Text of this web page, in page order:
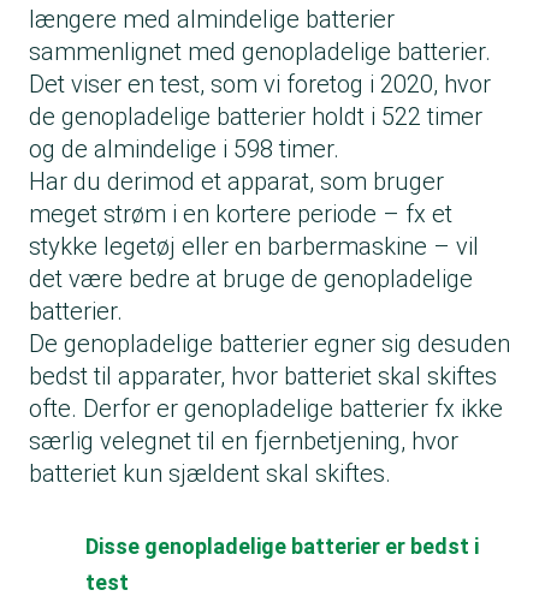
længere med almindelige batterier
sammenlignet med genopladelige batterier.
Det viser en test, som vi foretog i 2020, hvor
de genopladelige batterier holdt i 522 timer
og de almindelige i 598 timer.
Har du derimod et apparat, som bruger
meget strøm i en kortere periode – fx et
stykke legetøj eller en barbermaskine – vil
det være bedre at bruge de genopladelige
batterier.
De genopladelige batterier egner sig desuden
bedst til apparater, hvor batteriet skal skiftes
ofte. Derfor er genopladelige batterier fx ikke
særlig velegnet til en fjernbetjening, hvor
batteriet kun sjældent skal skiftes.
Disse genopladelige batterier er bedst i
test